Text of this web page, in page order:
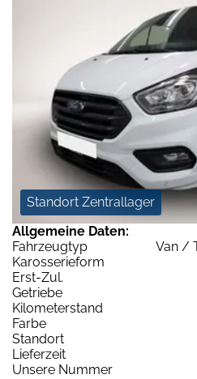
Standort Zentrallager
Allgemeine Daten:
Fahrzeugtyp
Van /
Karosserieform
Erst-Zul.
Getriebe
Kilometerstand
Farbe
Standort
Lieferzeit
Unsere Nummer